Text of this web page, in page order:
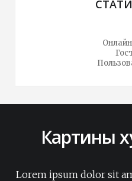
Картины
Lorem ipsum dolor sit